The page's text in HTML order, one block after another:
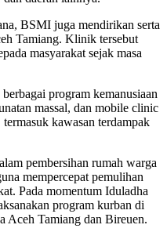
BSMI juga mendirikan serta
Tamiang. Klinik tersebut
masyarakat sejak masa
program kemanusiaan
massal, dan mobile clinic
kawasan terdampak
pembersihan rumah warga
mempercepat pemulihan
Pada momentum Iduladha
program kurban di
Aceh Tamiang dan Bireuen.